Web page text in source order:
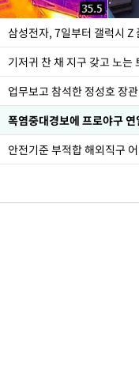
업무보고 참석한 정성호 장관